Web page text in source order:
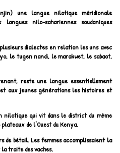
une langue nilotique méridionale
nilo-sahariennes soudaniques
dialectes en relation les uns avec
le tugen nandi, le marakwet, le sabaot,
reste une langue essentiellement
aux jeunes générations les histoires et
nilotique qui vit dans le district du même
de l'Ouest du Kenya.
bétail. Les femmes accomplissaient la
traite des vaches.